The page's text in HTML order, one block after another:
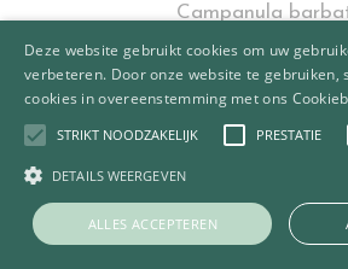
Campanula
Deze website gebruikt cookies om uw
verbeteren. Door onze website te gebruiken,
cookies in overeenstemming met ons
STRIKT NOODZAKELIJK PRESTATIE
DETAILS WEERGEVEN
ALLES ACCEPTEREN